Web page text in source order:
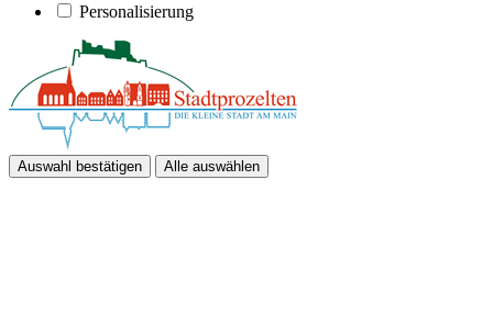
Personalisierung
Auswahl bestätigen Alle auswählen